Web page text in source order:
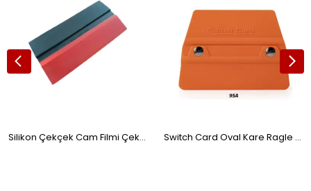
Silikon Çekçek Cam Filmi Çekme Aparatı Siyah Kırmızı Switch Card Oval Kare Ragle PPF/TPH Cam Filmi Çekme Uygulama Aparatı Teflonlu 95A Sertlik 10x9cm Turuncu